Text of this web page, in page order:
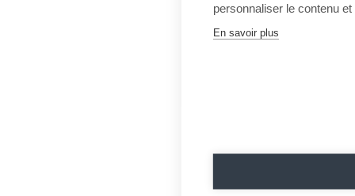
personnaliser le contenu
En savoir plus